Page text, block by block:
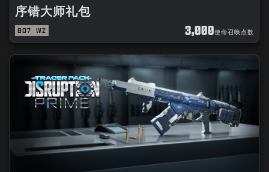
序错大师礼包
BO7 WZ 3,000使命召唤点数